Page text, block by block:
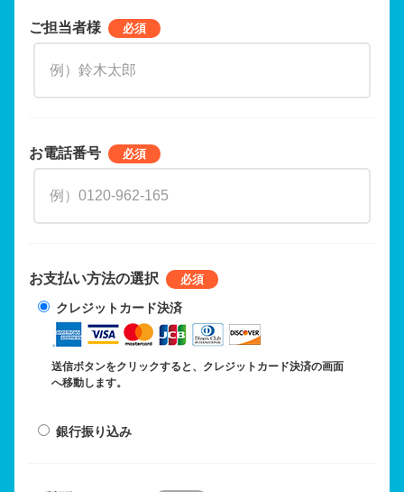
ご担当者様
お電話番号
お支払い方法の選択
クレジットカード決済
送信ボタンをクリックすると、クレジットカード決済の画面
へ移動します。
銀行振り込み